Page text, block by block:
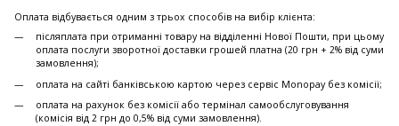
Оплата відбувається одним з трьох способів на вибір клієнта:
післяплата при отриманні товару на відділенні Нової Пошти, при цьому
оплата послуги зворотної доставки грошей платна (20 грн + 2% від суми
замовлення);
оплата на сайті банківською картою через сервіс Monopay без комісії;
оплата на рахунок без комісії або термінал самообслуговування
(комісія від 2 грн до 0,5% від суми замовлення).